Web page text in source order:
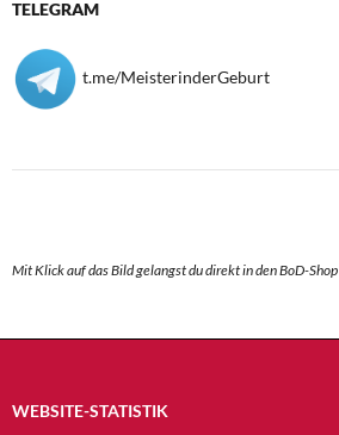
TELEGRAM
t.me/MeisterinderGeburt
Mit Klick auf das Bild gelangst du direkt in den BoD-Shop
WEBSITE-STATISTIK